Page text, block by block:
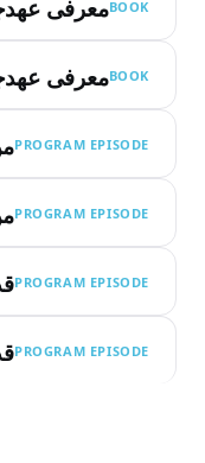
BOOKمعرفی
BOOKمعرفی
PROGRAM EPISODE
PROGRAM EPISODE
PROGRAM EPISODE
PROGRAM EPISODE